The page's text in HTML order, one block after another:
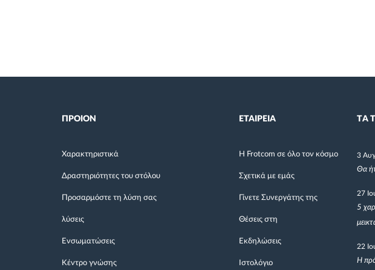
ΠΡΟΙΟΝ
Χαρακτηριστικά
Δραστηριότητες του στόλου
Προσαρμόστε τη λύση σας
λύσεις
Ενσωματώσεις
Κέντρο γνώσης
ΕΤΑΙΡΕΙΑ
Η Frotcom σε όλο τον κόσμο
Σχετικά με εμάς
Γίνετε Συνεργάτης της
Θέσεις στη
Εκδηλώσεις
Ιστολόγιο
TΑ
3
Θα
27
5
22
Η